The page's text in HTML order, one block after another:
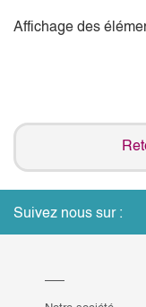
Affichage des
Suivez nous sur :